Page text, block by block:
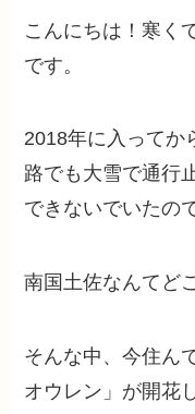
こんにちは！寒く
です。
2018年に入ってか
路でも大雪で通行
できないでいたの
南国土佐なんてど
そんな中、今住ん
オウレン」が開花